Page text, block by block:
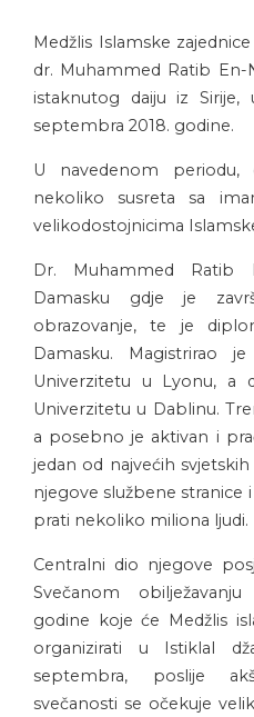
Medžlis Islamske
dr. Muhammed Ratib En-
istaknutog daiju iz
septembra 2018. godine.
U navedenom
nekoliko susreta sa
velikodostojnicima
Dr. Muhammed Ratib
Damasku gdje je
obrazovanje, te je
Damasku. Magistrirao
Univerzitetu u Lyonu, a
Univerzitetu u Dablinu.
a posebno je aktivan i
jedan od najvećih
njegove službene stranice
prati nekoliko miliona ljudi.
Centralni dio njegove
Svečanom
godine koje će Medžlis
organizirati u Istiklal
septembra, poslije
svečanosti se očekuje